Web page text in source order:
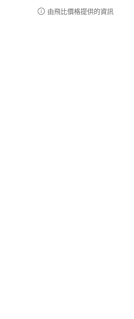
由飛比價格提供的資訊